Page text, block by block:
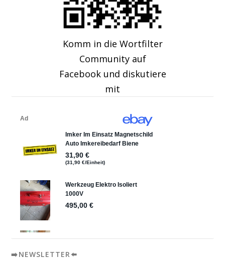
Komm in die Wortfilter
Community auf
Facebook und diskutiere
mit
➡️NEWSLETTER⬅️